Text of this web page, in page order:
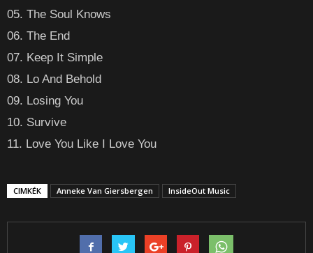
05. The Soul Knows
06. The End
07. Keep It Simple
08. Lo And Behold
09. Losing You
10. Survive
11. Love You Like I Love You
CIMKÉK Anneke Van Giersbergen InsideOut Music